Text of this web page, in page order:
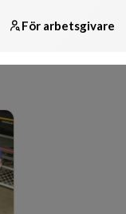
För arbetsgivare